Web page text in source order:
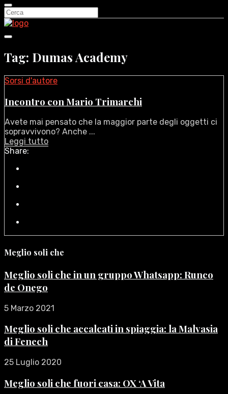
Tag: Dumas Academy
Sorsi d'autore
Incontro con Mario Trimarchi
Avete mai pensato che la maggior parte degli oggetti ci
sopravvivono? Anche ...
Leggi tutto
Share:
Meglio soli che
Meglio soli che in un gruppo Whatsapp: Runco
de Onego
5 Marzo 2021
Meglio soli che accalcati in spiaggia: la Malvasia
di Fenech
25 Luglio 2020
Meglio soli che fuori casa: OX ‘A Vita